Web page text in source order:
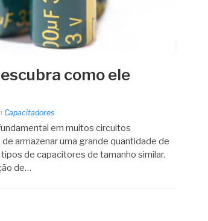
como ele
Capacitadores
em muitos circuitos
armazenar uma grande quantidade de
de capacitores de tamanho similar.
de…